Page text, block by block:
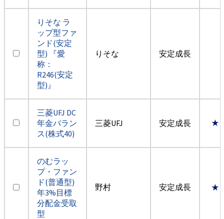
りそな ラ
ップ型ファ
ンド(安定
型) 『愛
称：
R246(安定
型)』
りそな 安定成長
三菱UFJ DC
年金バラン
ス(株式40)
三菱UFJ 安定成長
のむラッ
プ・ファン
ド(普通型)
年3%目標
分配金受取
型
野村 安定成長